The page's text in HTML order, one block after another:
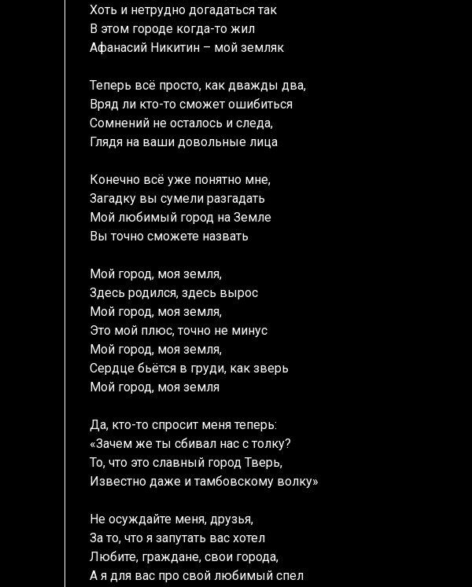
Хоть и нетрудно догадаться так
В этом городе когда-то жил
Афанасий Никитин – мой земляк
Теперь всё просто, как дважды два,
Вряд ли кто-то сможет ошибиться
Сомнений не осталось и следа,
Глядя на ваши довольные лица
Конечно всё уже понятно мне,
Загадку вы сумели разгадать
Мой любимый город на Земле
Вы точно сможете назвать
Мой город, моя земля,
Здесь родился, здесь вырос
Мой город, моя земля,
Это мой плюс, точно не минус
Мой город, моя земля,
Сердце бьётся в груди, как зверь
Мой город, моя земля
Да, кто-то спросит меня теперь:
«Зачем же ты сбивал нас с толку?
То, что это славный город Тверь,
Известно даже и тамбовскому волку»
Не осуждайте меня, друзья,
За то, что я запутать вас хотел
Любите, граждане, свои города,
А я для вас про свой любимый спел